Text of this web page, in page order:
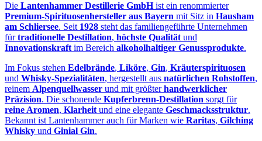
Die Lantenhammer Destillerie GmbHist ein renommierter
Premium‑Spirituosenhersteller aus Bayern mit Sitz in Hausham
am Schliersee. Seit 1928 steht das familiengeführte Unternehmen
fürtraditionelle Destillation, höchste Qualität und
Innovationskraft im Bereich alkoholhaltiger Genussprodukte.
Im Fokus stehen Edelbrände, Liköre, Gin, Kräuterspirituosen
und Whisky‑Spezialitäten, hergestellt aus natürlichen Rohstoffen,
reinem Alpenquellwasser und mit größterhandwerklicher
Präzision. Die schonende Kupferbrenn‑Destillation sorgt für
reine Aromen, Klarheit und eine elegante Geschmacksstruktur.
Bekannt ist Lantenhammer auch für Marken wie Raritas, Gilching
Whisky und Ginial Gin.